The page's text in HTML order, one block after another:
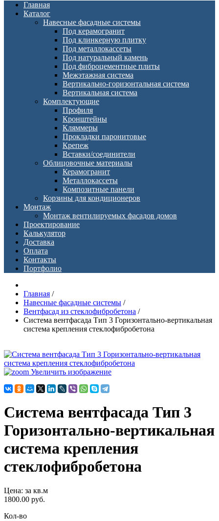
Главная
Каталог
Навесные фасадные системы
Под керамогранит
Под клинкерную плитку
Под металлокассеты
Под натуральный камень
Под фиброцементные плиты
Межэтажная система
Вертикально-горизонтальная система
Вертикальная система
Комплектующие
Профиля
Кронштейны
Кляммеры
Прокладки паронитовые
Крепеж
Вставки/соединители
Облицовочные материалы
Керамогранит
Металлокассеты
Композитные панели
Корзины для кондиционеров
Монтаж
Монтаж вентилируемых фасадов домов
Проектирование
Калькулятор
Доставка
Оплата
Контакты
Портфолио
Главная /
Навесные фасадные системы /
Вентфасад из стеклофибробетона /
Система вентфасада Тип 3 Горизонтально-вертикальная
система крепления стеклофибробетона
Увеличить изображение
Система вентфасада Тип 3
Горизонтально-вертикальная
система крепления
стеклофибробетона
Цена: за кв.м
1800.00 руб.
Кол-во